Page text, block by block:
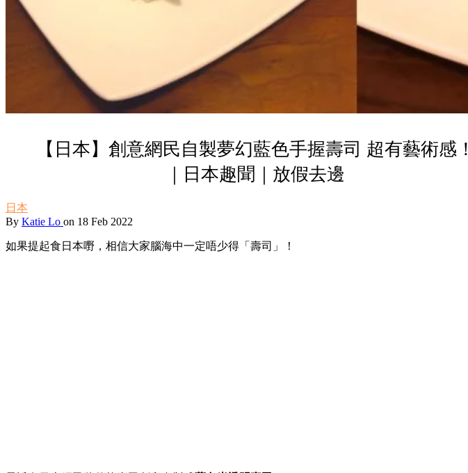
【日本】創意網民自製夢幻藍色手握壽司 超有藝術感！
｜日本趣聞｜放假去邊
日本
By Katie Lo on 18 Feb 2022
如果提起食日本嘢，相信大家腦海中一定唔少得「壽司」！